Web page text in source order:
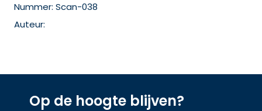
Nummer: Scan-038
Auteur:
Op de hoogte blijven?